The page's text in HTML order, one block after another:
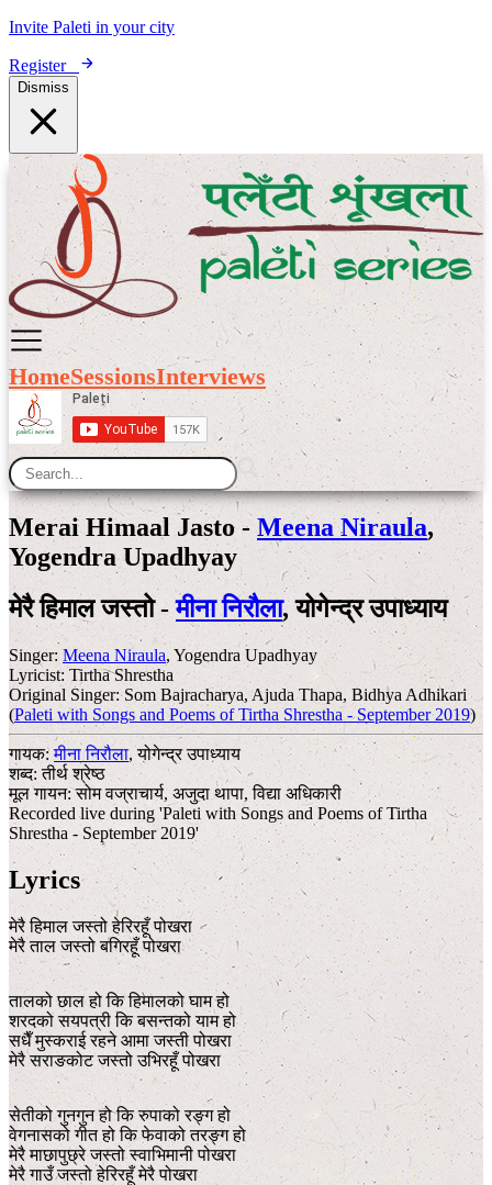
Invite Paleti in your city
Register
Dismiss
HomeSessionsInterviews
Merai Himaal Jasto -Meena Niraula,
Yogendra Upadhyay
मेरै हिमाल जस्तो -मीना निरौला,योगेन्द्र उपाध्याय
Singer:Meena Niraula, Yogendra Upadhyay
Lyricist: Tirtha Shrestha
Original Singer:Som Bajracharya, Ajuda Thapa, Bidhya Adhikari
(Paleti with Songs and Poems of Tirtha Shrestha - September 2019)
गायक:मीना निरौला,योगेन्द्र उपाध्याय
शब्द:तीर्थ श्रेष्ठ
मूल गायन:सोम वज्राचार्य,अजुदा थापा,विद्या अधिकारी
Recorded live during 'Paleti with Songs and Poems of Tirtha
Shrestha - September 2019'
Lyrics
मेरै हिमाल जस्तो हेरिरहूँ पोखरा
मेरै ताल जस्तो बगिरहूँ पोखरा
तालको छाल हो कि हिमालको घाम हो
शरदको सयपत्री कि बसन्तको याम हो
सधैँ मुस्कराई रहने आमा जस्ती पोखरा
मेरै सराङकोट जस्तो उभिरहूँ पोखरा
सेतीको गुनगुन हो कि रुपाको रङ्ग हो
वेगनासको गीत हो कि फेवाको तरङ्ग हो
मेरै माछापुछ्रे जस्तो स्वाभिमानी पोखरा
मेरै गाउँ जस्तो हेरिरहूँ मेरै पोखरा